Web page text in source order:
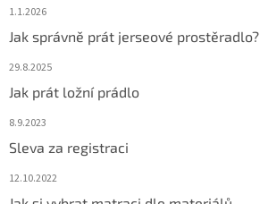
1.1.2026
Jak správně prát jerseové prostěradlo?
29.8.2025
Jak prát ložní prádlo
8.9.2023
Sleva za registraci
12.10.2022